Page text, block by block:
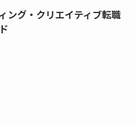
ング・クリエイティブ転職